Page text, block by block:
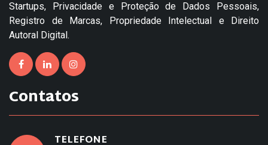
Startups, Privacidade e Proteção de Dados Pessoais,
Registro de Marcas, Propriedade Intelectual e Direito
Autoral Digital.
Contatos
TELEFONE